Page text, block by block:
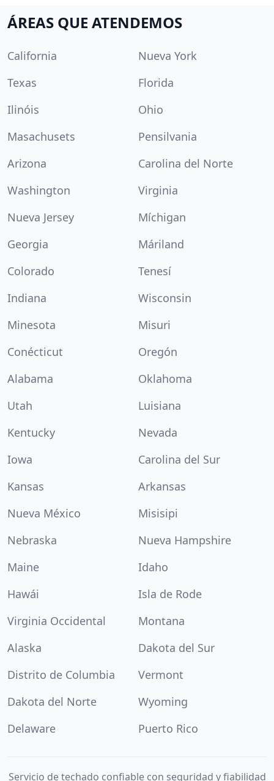
ÁREAS QUE ATENDEMOS
California
Nueva York
Texas
Florida
Ilinóis
Ohio
Masachusets
Pensilvania
Arizona
Carolina del Norte
Washington
Virginia
Nueva Jersey
Míchigan
Georgia
Máriland
Colorado
Tenesí
Indiana
Wisconsin
Minesota
Misuri
Conécticut
Oregón
Alabama
Oklahoma
Utah
Luisiana
Kentucky
Nevada
Iowa
Carolina del Sur
Kansas
Arkansas
Nueva México
Misisipi
Nebraska
Nueva Hampshire
Maine
Idaho
Hawái
Isla de Rode
Virginia Occidental
Montana
Alaska
Dakota del Sur
Distrito de Columbia
Vermont
Dakota del Norte
Wyoming
Delaware
Puerto Rico
Servicio de techado confiable con seguridad y fiabilidad